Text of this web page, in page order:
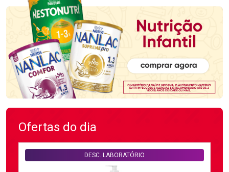
Ofertas do dia
DESC. LABORATÓRIO